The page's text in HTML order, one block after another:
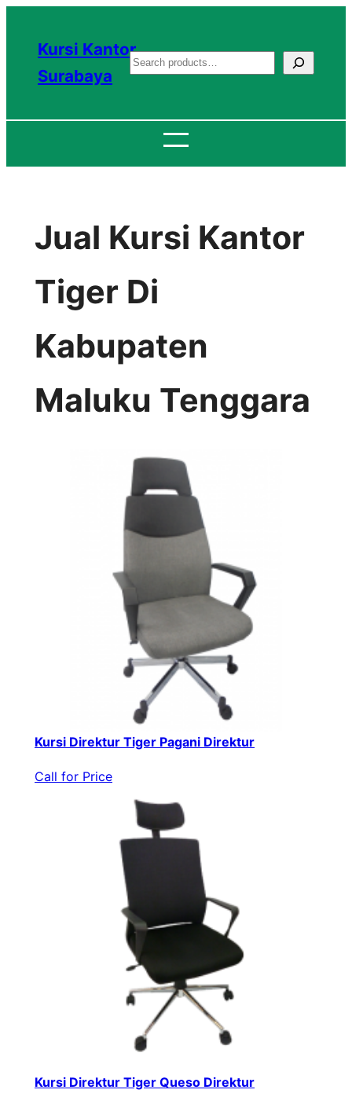
konten
Kursi Kantor
Surabaya
S
a
c
Jual Kursi Kantor
Tiger Di
Kabupaten
Maluku Tenggara
Kursi Direktur Tiger Pagani Direktur
Call for Price
Kursi Direktur Tiger Queso Direktur